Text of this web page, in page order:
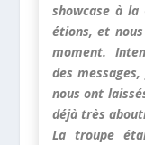
showcase à
étions, et
moment.
des
nous ont
déjà très
La troupe